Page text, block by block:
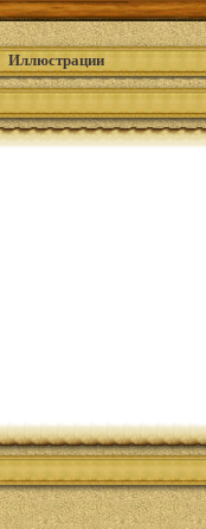
Иллюстрации